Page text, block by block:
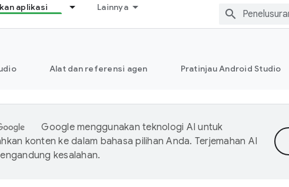
aplikasi Lainnya
Alat dan referensi agen Pratinjau Android Studio
Google menggunakan teknologi AI untuk
konten ke dalam bahasa pilihan Anda. Terjemahan AI
kesalahan.